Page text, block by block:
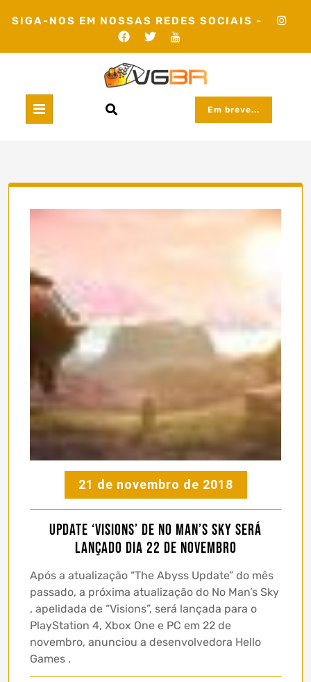
SIGA-NOS EM NOSSAS REDES SOCIAIS -
Em breve...
21 de novembro de 2018
Update ‘Visions’ de No Man’s Sky será
lançado dia 22 de Novembro
Após a atualização “The Abyss Update” do mês
passado, a próxima atualização do No Man’s Sky
, apelidada de “Visions”, será lançada para o
PlayStation 4, Xbox One e PC em 22 de
novembro, anunciou a desenvolvedora Hello
Games .